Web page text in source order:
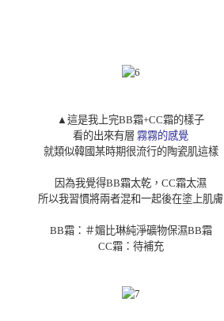
▲ 這是我上完BB霜+CC霜的樣子
看的出來有層 霧霧的感覺
就類似韓國某時期很流行的陶瓷肌這樣
因為我覺得BB霜太乾，CC霜太濕
所以我習慣將兩者混和一起後在塗上肌膚
BB霜：＃媚比琳純淨礦物保濕BB霜
CC霜：待補充